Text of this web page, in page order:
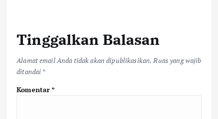
Tinggalkan Balasan
Alamat email Anda tidak akan dipublikasikan. Ruas yang wajib
ditandai *
Komentar*